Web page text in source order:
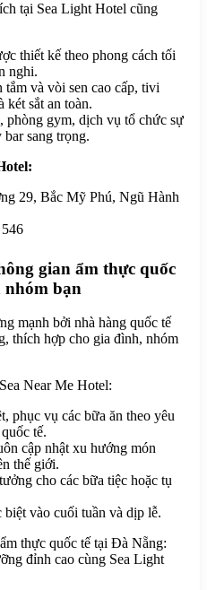
tại Sea Light Hotel cũng
thiết kế theo phong cách tối
nghi.
và vòi sen cao cấp, tivi
két sắt an toàn.
phòng gym, dịch vụ tổ chức sự
sang trọng.
29, Bắc Mỹ Phú, Ngũ Hành
gian ẩm thực quốc
nhóm bạn
mạnh bởi nhà hàng quốc tế
thích hợp cho gia đình, nhóm
Near Me Hotel:
phục vụ các bữa ăn theo yêu
tế.
cập nhật xu hướng món
thế giới.
cho các bữa tiệc hoặc tụ
vào cuối tuần và dịp lễ.